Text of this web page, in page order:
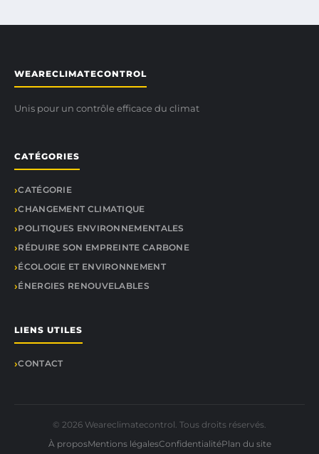
WEARECLIMATECONTROL
Unis pour un contrôle efficace du climat
CATÉGORIES
CATÉGORIE
CHANGEMENT CLIMATIQUE
POLITIQUES ENVIRONNEMENTALES
RÉDUIRE SON EMPREINTE CARBONE
ÉCOLOGIE ET ENVIRONNEMENT
ÉNERGIES RENOUVELABLES
LIENS UTILES
CONTACT
© 2026 Weareclimatecontrol. Tous droits réservés.
À proposMentions légalesConfidentialitéPlan du site